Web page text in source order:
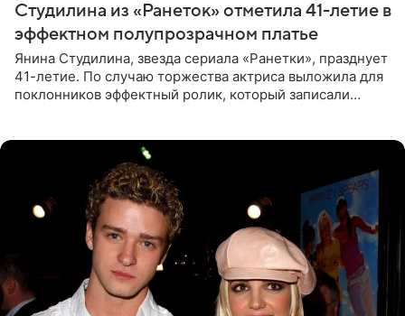
Студилина из «Ранеток» отметила 41-летие в
эффектном полупрозрачном платье
Янина Студилина, звезда сериала «Ранетки», празднует
41-летие. По случаю торжества актриса выложила для
поклонников эффектный ролик, который записали